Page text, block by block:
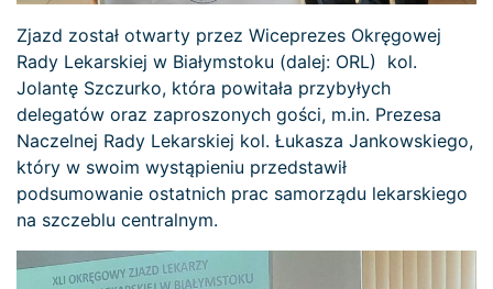
Zjazd został otwarty przez Wiceprezes Okręgowej
Rady Lekarskiej w Białymstoku (dalej: ORL) kol.
Jolantę Szczurko, która powitała przybyłych
delegatów oraz zaproszonych gości, m.in. Prezesa
Naczelnej Rady Lekarskiej kol. Łukasza Jankowskiego,
który w swoim wystąpieniu przedstawił
podsumowanie ostatnich prac samorządu lekarskiego
na szczeblu centralnym.